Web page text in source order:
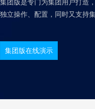
集团版是专门为集团用户打造
独立操作、配置，同时又支持
集团版在线演示